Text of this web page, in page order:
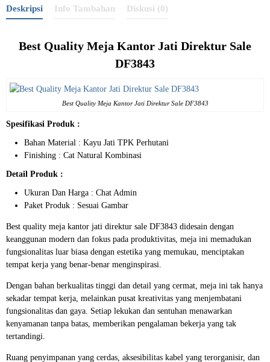
Deskripsi Info Tambahan Diskusi (0)
Best Quality Meja Kantor Jati Direktur Sale
DF3843
Best Quality Meja Kantor JatiDirektur Sale DF3843
Spesifikasi Produk :
Bahan Material : Kayu Jati TPK Perhutani
Finishing : Cat Natural Kombinasi
Detail Produk :
Ukuran Dan Harga : Chat Admin
Paket Produk : Sesuai Gambar
Best quality meja kantor jati direktur sale DF3843 didesain dengan
keanggunan modern dan fokus pada produktivitas, meja ini memadukan
fungsionalitas luar biasa dengan estetika yang memukau, menciptakan
tempat kerja yang benar-benar menginspirasi.
Dengan bahan berkualitas tinggi dan detail yang cermat, meja ini tak hanya
sekadar tempat kerja, melainkan pusat kreativitas yang menjembatani
fungsionalitas dan gaya. Setiap lekukan dan sentuhan menawarkan
kenyamanan tanpa batas, memberikan pengalaman bekerja yang tak
tertandingi.
Ruang penyimpanan yang cerdas, aksesibilitas kabel yang terorganisir, dan